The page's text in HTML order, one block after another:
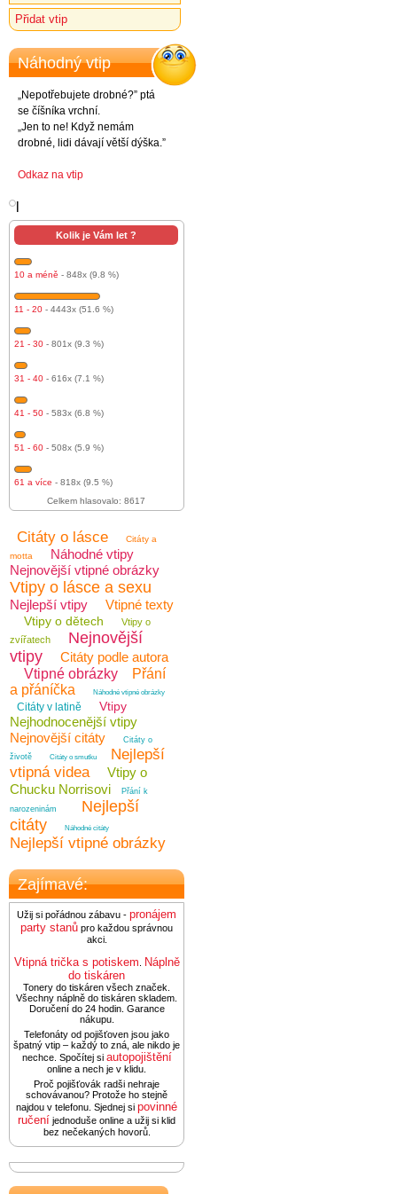
Přidat vtip
Náhodný vtip
„Nepotřebujete drobné?” ptá
se číšníka vrchní.
„Jen to ne! Když nemám
drobné, lidi dávají větší dýška.”
Odkaz na vtip
Kolik je Vám let ?
10 a méně - 848x (9.8 %)
11 - 20 - 4443x (51.6 %)
21 - 30 - 801x (9.3 %)
31 - 40 - 616x (7.1 %)
41 - 50 - 583x (6.8 %)
51 - 60 - 508x (5.9 %)
61 a více - 818x (9.5 %)
Celkem hlasovalo: 8617
Citáty o lásce
Citáty a
motta
Náhodné vtipy
Nejnovější vtipné obrázky
Vtipy o lásce a sexu
Nejlepší vtipy Vtipné texty
Vtipy o dětech
Vtipy o
zvířatech
Nejnovější
vtipy
Citáty podle autora
Vtipné obrázky
Přání
a přáníčka
Náhodné vtipné obrázky
Citáty v latině Vtipy
Nejhodnocenější vtipy
Nejnovější citáty
Citáty o
životě
Citáty o smutku
Nejlepší
vtipná videa
Vtipy o
Chucku Norrisovi
Přání k
narozeninám
Nejlepší
citáty
Náhodné citáty
Nejlepší vtipné obrázky
Zajímavé:
Užij si pořádnou zábavu - pronájem
party stanů pro každou správnou
akci.
Vtipná trička s potiskem Náplně
do tiskáren
Tonery do tiskáren všech značek.
Všechny náplně do tiskáren skladem.
Doručení do 24 hodin. Garance
nákupu.
Telefonáty od pojišťoven jsou jako
špatný vtip – každý to zná, ale nikdo je
nechce. Spočítej si autopojištění
online a nech je v klidu.
Proč pojišťovák radši nehraje
schovávanou? Protože ho stejně
najdou v telefonu. Sjednej si povinné
ručení jednoduše online a užij si klid
bez nečekaných hovorů.